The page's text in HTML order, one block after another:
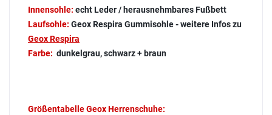
Innensohle: echt Leder / herausnehmbares Fußbett
Laufsohle: Geox Respira Gummisohle - weitere Infos zu
Geox Respira
Farbe: dunkelgrau, schwarz + braun
Größentabelle Geox Herrenschuhe: